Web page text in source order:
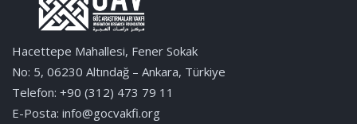
Hacettepe Mahallesi, Fener Sokak
No: 5, 06230 Altındağ – Ankara, Türkiye
Telefon: +90 (312) 473 79 11
E-Posta: info@gocvakfi.org